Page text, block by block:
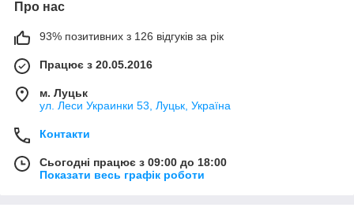
Про нас
93% позитивних з 126 відгуків за рік
Працює з 20.05.2016
м. Луцьк
ул. Леси Украинки 53, Луцьк, Україна
Контакти
Сьогодні працює з 09:00 до 18:00
Показати весь графік роботи